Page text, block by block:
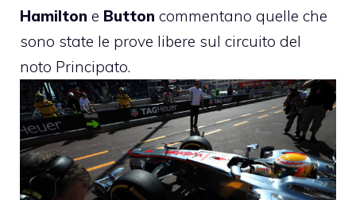
Hamilton e Button commentano quelle che
sono state le prove libere sul circuito del
noto Principato.